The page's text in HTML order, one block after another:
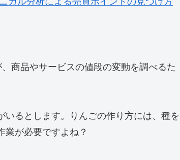
します。生産者の原材料や労働力のコス
ことを示唆します。
の動向を評価し、経済政策や企業戦略を
経済分析者もPPIを注視し、経済の健全
やサービスを販売する際の価格変動を測